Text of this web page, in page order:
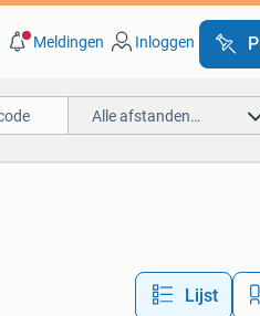
Meldingen Inloggen
Alle afstanden…
Lijst